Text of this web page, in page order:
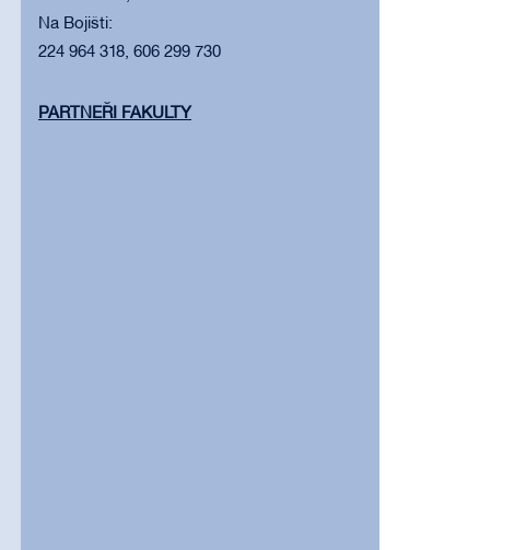
Na Bojišti:
224 964 318, 606 299 730
PARTNEŘI FAKULTY